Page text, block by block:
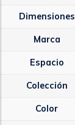
Dimensiones
Marca
Espacio
Colección
Color